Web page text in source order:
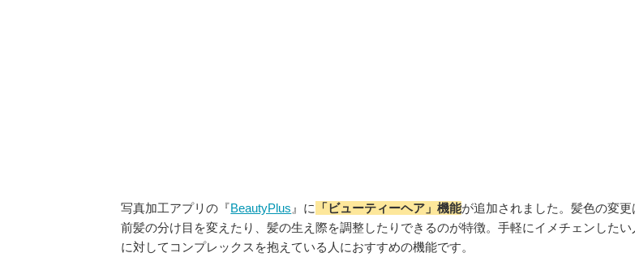
写真加工アプリの『BeautyPlus 』に 「ビューティーヘア」機能が追加されました。髪色の変更
前髪の分け目を変えたり、髪の生え際を調整したりできるのが特徴。手軽にイメチェンした
に対してコンプレックスを抱えている人におすすめの機能です。